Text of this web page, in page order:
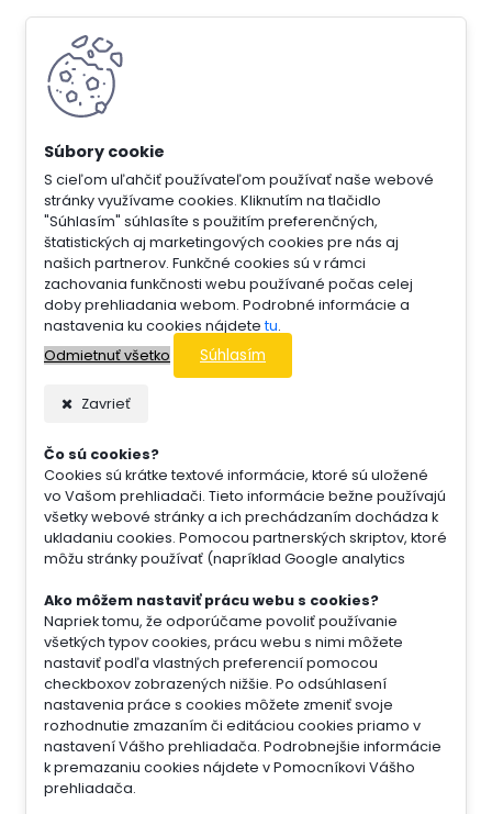
S cieľom uľahčiť používateľom používať naše webové
stránky využívame cookies. Kliknutím na tlačidlo
"Súhlasím" súhlasíte s použitím preferenčných,
štatistických aj marketingových cookies pre nás aj
našich partnerov. Funkčné cookies sú v rámci
zachovania funkčnosti webu používané počas celej
doby prehliadania webom. Podrobné informácie a
nastavenia ku cookies nájdete tu.
Odmietnuť všetko
Súhlasím
Zavrieť
Čo sú cookies?
Cookies sú krátke textové informácie, ktoré sú uložené
vo Vašom prehliadači. Tieto informácie bežne používajú
všetky webové stránky a ich prechádzaním dochádza k
ukladaniu cookies. Pomocou partnerských skriptov, ktoré
môžu stránky používať (napríklad Google analytics
Ako môžem nastaviť prácu webu s cookies?
Napriek tomu, že odporúčame povoliť používanie
všetkých typov cookies, prácu webu s nimi môžete
nastaviť podľa vlastných preferencií pomocou
checkboxov zobrazených nižšie. Po odsúhlasení
nastavenia práce s cookies môžete zmeniť svoje
rozhodnutie zmazaním či editáciou cookies priamo v
nastavení Vášho prehliadača. Podrobnejšie informácie
k premazaniu cookies nájdete v Pomocníkovi Vášho
prehliadača.